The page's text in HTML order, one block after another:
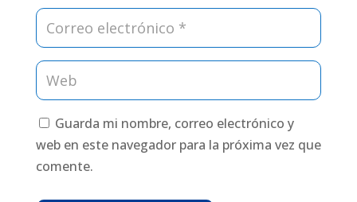
Guarda mi nombre, correo electrónico y
web en este navegador para la próxima vez que
comente.